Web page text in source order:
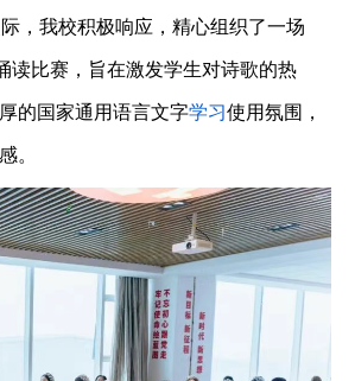
，我校积极响应，精心组织了一场
读比赛，旨在激发学生对诗歌的热
的国家通用语言文字学习使用氛围，
。